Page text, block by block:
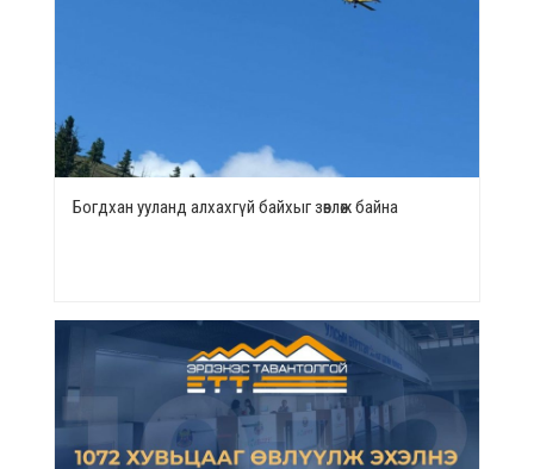
Богдхан ууланд алхахгүй байхыг зөвлөж байна